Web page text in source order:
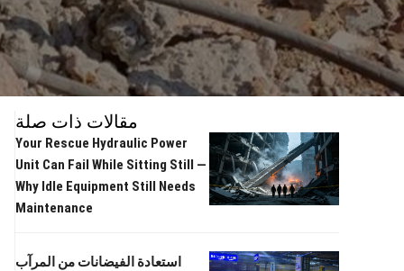
مقالات ذات صلة
Your Rescue Hydraulic Power
Unit Can Fail While Sitting Still —
Why Idle Equipment Still Needs
Maintenance
استعادة الفيضانات من المرآب